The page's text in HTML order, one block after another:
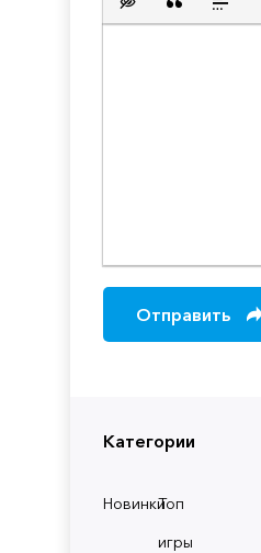
Категории
НовинкиТоп
игры
Вставка
Отправить